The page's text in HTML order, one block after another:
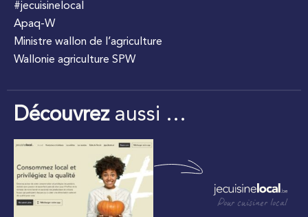
#jecuisinelocal
Apaq-W
Ministre wallon de l’agriculture
Wallonie agriculture SPW
Découvrezaussi …
Pour cuisiner local